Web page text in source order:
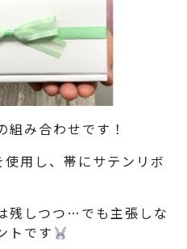
組み合わせです！
用し、帯にサテンリボ
残しつつ…でも主張しな
トです